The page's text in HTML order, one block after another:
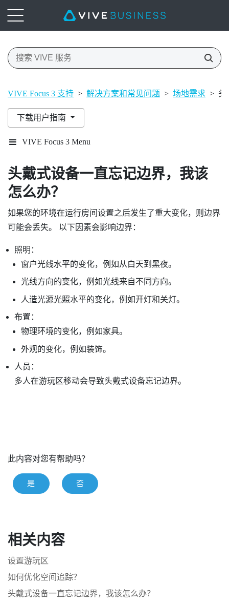
VIVE Focus 3 支持 > 解决方案和常见问题 > 场地需求 > 头
下载用户指南
VIVE Focus 3 Menu
头戴式设备一直忘记边界，我该
怎么办？
如果您的环境在运行房间设置之后发生了重大变化，则边界
可能会丢失。 以下因素会影响边界：
照明：
窗户光线水平的变化，例如从白天到黑夜。
光线方向的变化，例如光线来自不同方向。
人造光源光照水平的变化，例如开灯和关灯。
布置：
物理环境的变化，例如家具。
外观的变化，例如装饰。
人员：
多人在游玩区移动会导致头戴式设备忘记边界。
此内容对您有帮助吗？
是 否
相关内容
设置游玩区
如何优化空间追踪？
头戴式设备一直忘记边界，我该怎么办？